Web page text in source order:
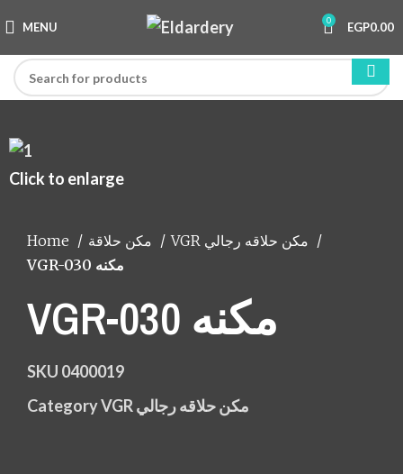
MENU 0 EGP0.00
Click to enlarge
Home
VGR-030 مكنه
VGR-030 مكنه
SKU 0400019
Category
VGR مكن حلاقه رجالي